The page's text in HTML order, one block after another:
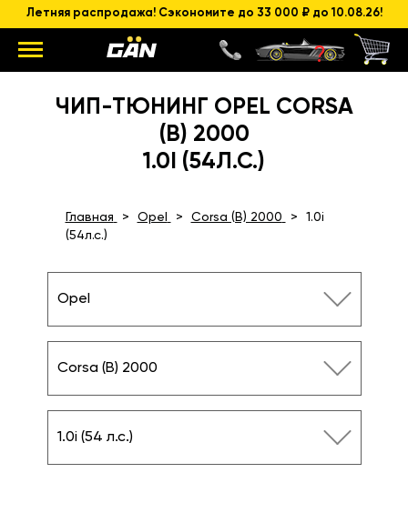
Летняя распродажа! Сэкономите до 33 000 ₽ до 10.08.26!
ЧИП-ТЮНИНГ OPEL CORSA
(B) 2000
1.0I (54Л.С.)
Главная Opel Corsa (B) 2000
1.0i
(54л.с.)
Opel
Corsa (B) 2000
1.0i (54 л.с.)